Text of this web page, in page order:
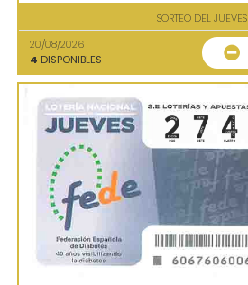
SORTEO DEL JUEVES
20/08/2026
4 DISPONIBLES